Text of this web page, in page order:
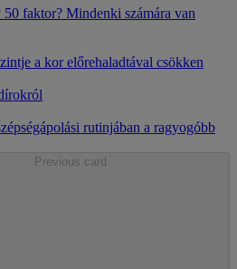
faktor? Mindenki számára van
a kor előrehaladtával csökken
rutinjában a ragyogóbb
Previous card